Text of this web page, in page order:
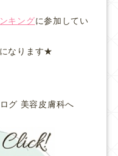
キングに参加してい
なります★